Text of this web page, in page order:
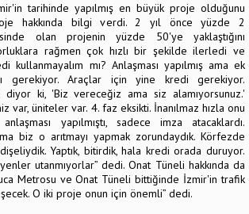
tarihinde yapılmış en büyük proje olduğunu
hakkında bilgi verdi. 2 yıl önce yüzde 2
olan projenin yüzde 50'ye yaklaştığını
rağmen çok hızlı bir şekilde ilerledi ve
kullanmayalım mı? Anlaşması yapılmış ama ek
gerekiyor. Araçlar için yine kredi gerekiyor.
diyor ki, 'Biz vereceğiz ama siz alamıyorsunuz.'
var, üniteler var. 4. faz eksikti. İnanılmaz hızla onu
yapılmıştı, sadece imza atacaklardı.
biz o arıtmayı yapmak zorundaydık. Körfezde
Yaptık, bitirdik, hala kredi orada duruyor.
utanmıyorlar” dedi. Onat Tüneli hakkında da
Metrosu ve Onat Tüneli bittiğinde İzmir'in trafik
O iki proje onun için önemli” dedi.